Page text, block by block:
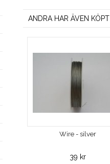
ANDRA HAR ÄVEN KÖPT
Wire - silver
39 kr